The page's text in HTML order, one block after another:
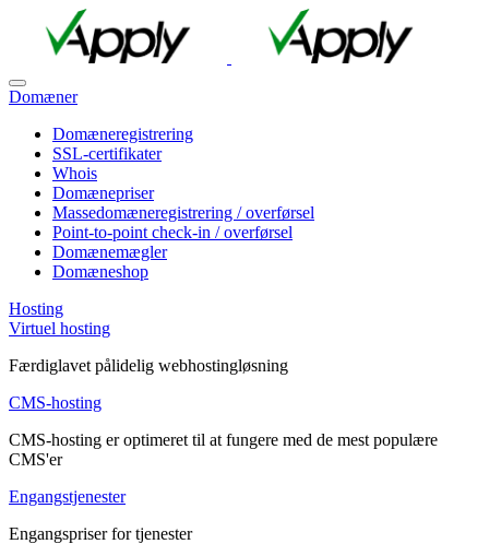
Domæner
Domæneregistrering
SSL-certifikater
Whois
Domænepriser
Massedomæneregistrering / overførsel
Point-to-point check-in / overførsel
Domænemægler
Domæneshop
Hosting
Virtuel hosting
Færdiglavet pålidelig webhostingløsning
CMS-hosting
CMS-hosting er optimeret til at fungere med de mest populære
CMS'er
Engangstjenester
Engangspriser for tjenester